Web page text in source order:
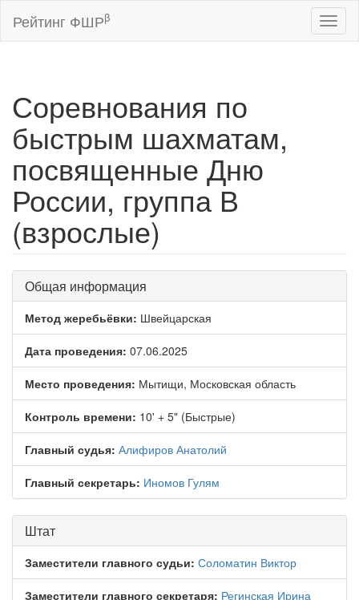
Рейтинг ФШРβ
Соревнования по
быстрым шахматам,
посвященные Дню
России, группа В
(взрослые)
Общая информация
Метод жеребьёвки: Швейцарская
Дата проведения: 07.06.2025
Место проведения: Мытищи, Московская область
Контроль времени: 10' + 5" (Быстрые)
Главный судья: Алифиров Анатолий
Главный секретарь: Иномов Гулям
Штат
Заместители главного судьи: Соломатин Виктор
Заместители главного секретаря: Регинская Ирина